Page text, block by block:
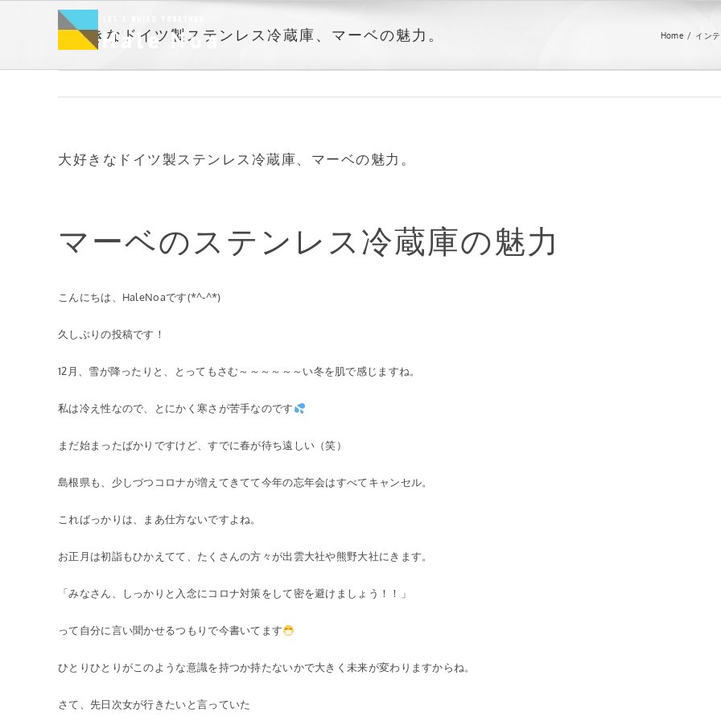
大好きなドイツ製ステンレス冷蔵庫、マーベの魅力。 Home / イン
大好きなドイツ製ステンレス冷蔵庫、マーベの魅力。
マーベのステンレス冷蔵庫の魅力
こんにちは、HaleNoaです(*^-^*)
久しぶりの投稿です！
12月、雪が降ったりと、とってもさむ～～～～～～い冬を肌で感じますね。
私は冷え性なので、とにかく寒さが苦手なのです
まだ始まったばかりですけど、すでに春が待ち遠しい（笑）
島根県も、少しづつコロナが増えてきてて今年の忘年会はすべてキャンセル。
こればっかりは、まあ仕方ないですよね。
お正月は初詣もひかえてて、たくさんの方々が出雲大社や熊野大社にきます。
「みなさん、しっかりと入念にコロナ対策をして密を避けましょう！！」
って自分に言い聞かせるつもりで今書いてます
ひとりひとりがこのような意識を持つか持たないかで大きく未来が変わりますからね。
さて、先日次女が行きたいと言っていた